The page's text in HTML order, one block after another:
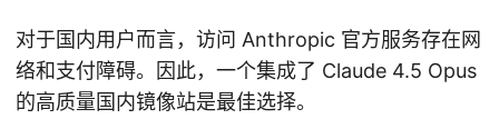
对于国内用户而言，访问 Anthropic 官方服务存在网
络和支付障碍。因此，一个集成了 Claude 4.5 Opus
的高质量国内镜像站是最佳选择。